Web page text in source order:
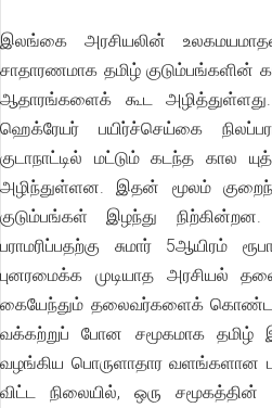
இலங்கை அரசியலின்
சாதாரணமாக தமிழ் குடும்பங்களின்
ஆதாரங்களைக் கூட அழித்துள்ளது.
ஹெக்ரேயர் பயிர்ச்செய்கை
குடாநாட்டில் மட்டும் கடந்த
அழிந்துள்ளன. இதன் மூலம்
குடும்பங்கள் இழந்து
பராமரிப்பதற்கு சுமார் 5ஆயிரம்
புனரமைக்க முடியாத அரசியல்
கையேந்தும் தலைவர்களைக் கொண்ட
வக்கற்றுப் போன சமூகமாக தமிழ்
வழங்கிய பொருளாதார வளங்களான
விட்ட நிலையில், ஒரு